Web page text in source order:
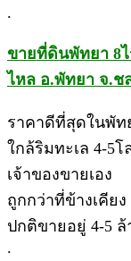
.
ขายที่ดินพัทยา 8
ไหล อ.พัทยา จ.ช
ราคาดีที่สุดในพัท
ใกล้ริมทะเล 4-5โ
เจ้าของขายเอง
ถูกกว่าที่ข้างเคียง
ปกติขายอยู่ 4-5 ล้
.